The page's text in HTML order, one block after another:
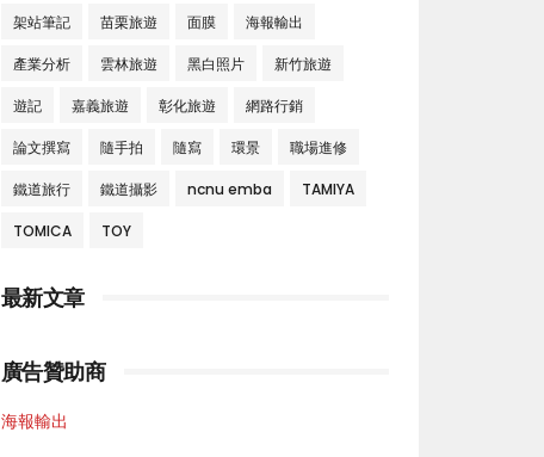
架站筆記 苗栗旅遊 面膜 海報輸出
產業分析 雲林旅遊 黑白照片 新竹旅遊
遊記 嘉義旅遊 彰化旅遊 網路行銷
論文撰寫 隨手拍 隨寫 環景 職場進修
鐵道旅行 鐵道攝影 ncnu emba TAMIYA
TOMICA TOY
最新文章
廣告贊助商
海報輸出